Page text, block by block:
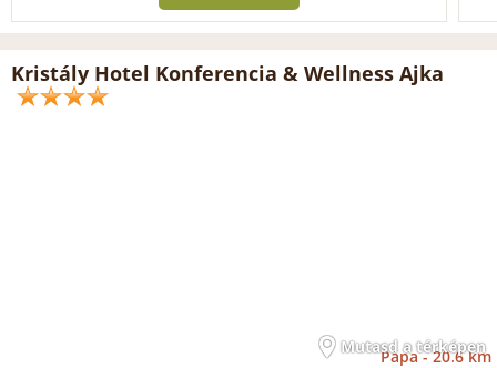
Kristály Hotel Konferencia & Wellness Ajka
Mutasd a térképen
Pápa -20.6 km